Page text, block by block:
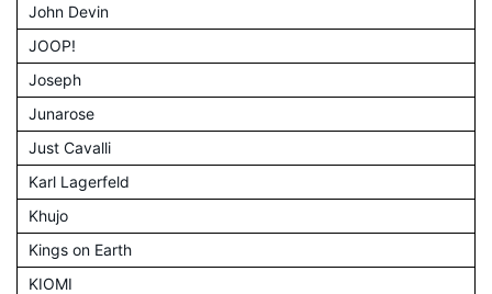
John Devin
JOOP!
Joseph
Junarose
Just Cavalli
Karl Lagerfeld
Khujo
Kings on Earth
KIOMI